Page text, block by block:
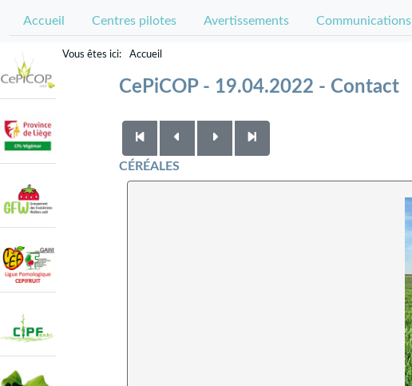
Accueil Centres pilotes Avertissements Communications
Accueil
CePiCOP - 19.04.2022 - Contact
CÉRÉALES